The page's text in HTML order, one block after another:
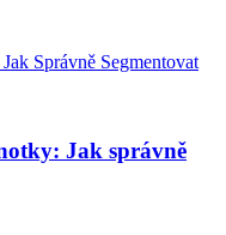
Jak správně